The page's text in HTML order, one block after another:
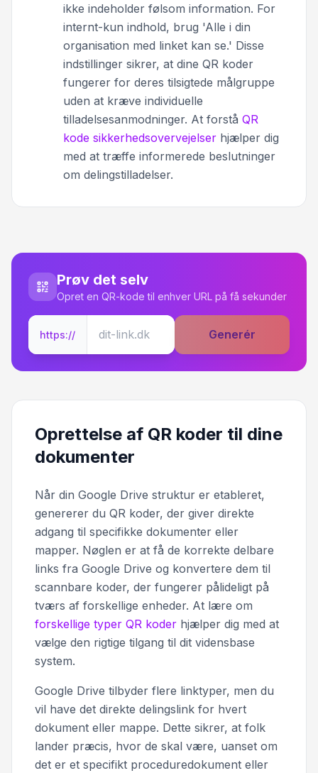
ikke indeholder følsom information. For
internt-kun indhold, brug 'Alle i din
organisation med linket kan se.' Disse
indstillinger sikrer, at dine QR koder
fungerer for deres tilsigtede målgruppe
uden at kræve individuelle
tilladelsesanmodninger. At forstå QR
kode sikkerhedsovervejelser hjælper dig
med at træffe informerede beslutninger
om delingstilladelser.
Prøv det selv
Opret en QR-kode til enhver URL på få sekunder
https:// Generér
Oprettelse af QR koder til dine
dokumenter
Når din Google Drive struktur er etableret,
genererer du QR koder, der giver direkte
adgang til specifikke dokumenter eller
mapper. Nøglen er at få de korrekte delbare
links fra Google Drive og konvertere dem til
scannbare koder, der fungerer pålideligt på
tværs af forskellige enheder. At lære om
forskellige typer QR koder hjælper dig med at
vælge den rigtige tilgang til dit vidensbase
system.
Google Drive tilbyder flere linktyper, men du
vil have det direkte delingslink for hvert
dokument eller mappe. Dette sikrer, at folk
lander præcis, hvor de skal være, uanset om
det er et specifikt proceduredokument eller